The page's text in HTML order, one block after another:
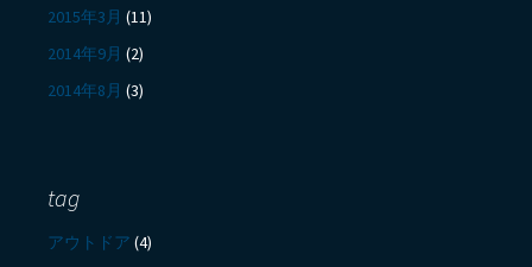
2015年3月 (11)
2014年9月 (2)
2014年8月 (3)
tag
アウトドア (4)